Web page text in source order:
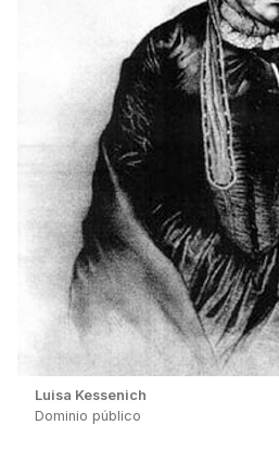
Luisa Kessenich
Dominio público